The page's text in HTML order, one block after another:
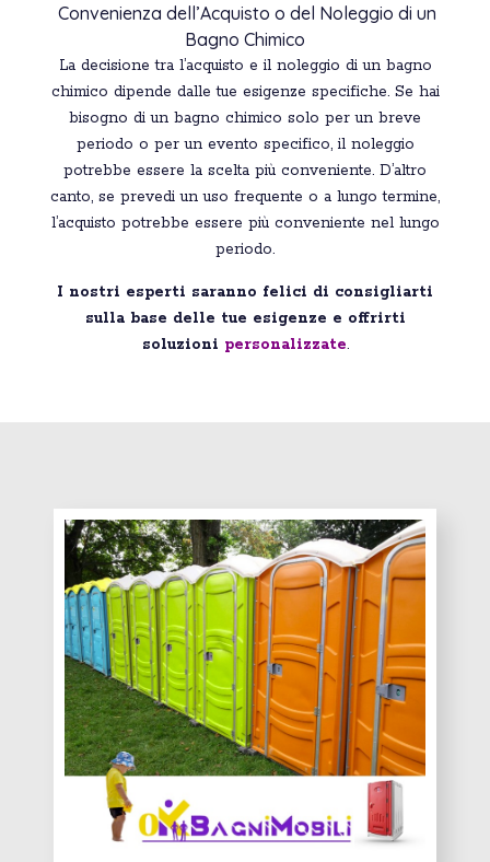
Convenienza dell’Acquisto o del Noleggio di un
Bagno Chimico
La decisione tra l’acquisto e il noleggio di un bagno
chimico dipende dalle tue esigenze specifiche. Se hai
bisogno di un bagno chimico solo per un breve
periodo o per un evento specifico, il noleggio
potrebbe essere la scelta più conveniente. D’altro
canto, se prevedi un uso frequente o a lungo termine,
l’acquisto potrebbe essere più conveniente nel lungo
periodo.
I nostri esperti saranno felici di consigliarti
sulla base delle tue esigenze e offrirti
soluzioni personalizzate.